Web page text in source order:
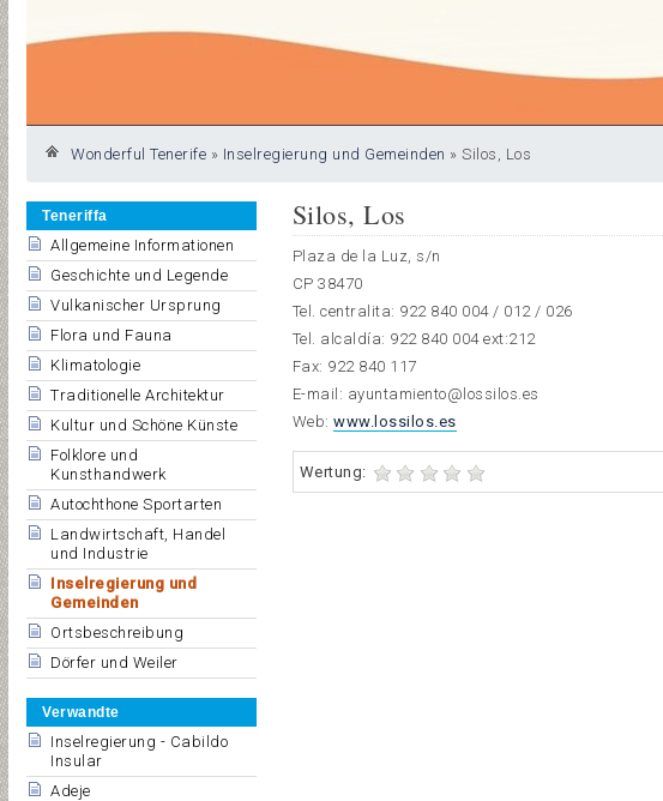
Wonderful Tenerife » Inselregierung und Gemeinden » Silos, Los
Teneriffa
Allgemeine Informationen
Geschichte und Legende
Vulkanischer Ursprung
Flora und Fauna
Klimatologie
Traditionelle Architektur
Kultur und Schöne Künste
Folklore und
Kunsthandwerk
Autochthone Sportarten
Landwirtschaft, Handel
und Industrie
Inselregierung und
Gemeinden
Ortsbeschreibung
Dörfer und Weiler
Verwandte
Inselregierung - Cabildo
Insular
Adeje
Silos, Los
Plaza de la Luz, s/n
CP 38470
Tel. centralita: 922 840 004 / 012 / 026
Tel. alcaldía: 922 840 004 ext:212
Fax: 922 840 117
E-mail: ayuntamiento@lossilos.es
Web:www.lossilos.es
Wertung: